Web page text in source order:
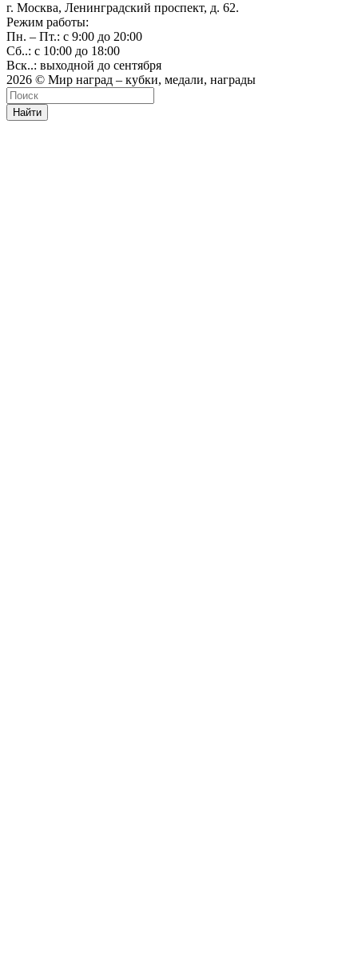
г. Москва, Ленинградский проспект, д. 62.
Режим работы:
Пн. – Пт.: с 9:00 до 20:00
Сб..: с 10:00 до 18:00
Вск..: выходной до сентября
2026 © Мир наград – кубки, медали, награды
Найти